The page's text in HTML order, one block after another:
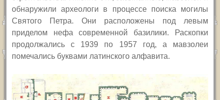
обнаружили археологи в процессе поиска могилы
Святого Петра. Они расположены под левым
приделом нефа современной базилики. Раскопки
продолжались с 1939 по 1957 год, а мавзолеи
помечались буквами латинского алфавита.